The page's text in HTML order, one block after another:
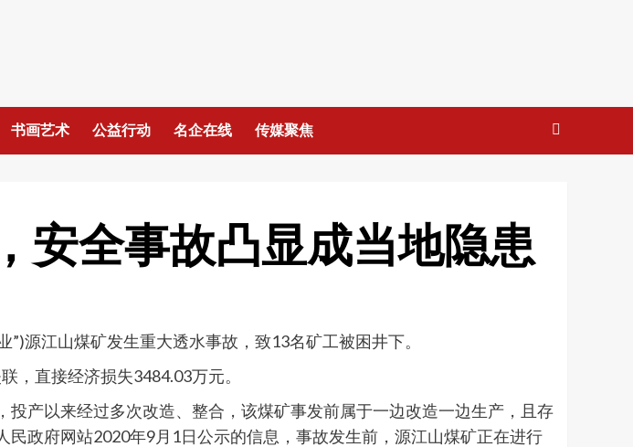
书画艺术 公益行动 名企在线 传媒聚焦
安全事故凸显成当地隐患
源江山煤矿发生重大透水事故，致13名矿工被困井下。
，直接经济损失3484.03万元。
产以来经过多次改造、整合，该煤矿事发前属于一边改造一边生产，且存
政府网站2020年9月1日公示的信息，事故发生前，源江山煤矿正在进行